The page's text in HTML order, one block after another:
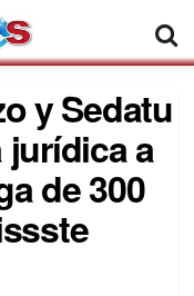
y Sedatu
jurídica a
de 300